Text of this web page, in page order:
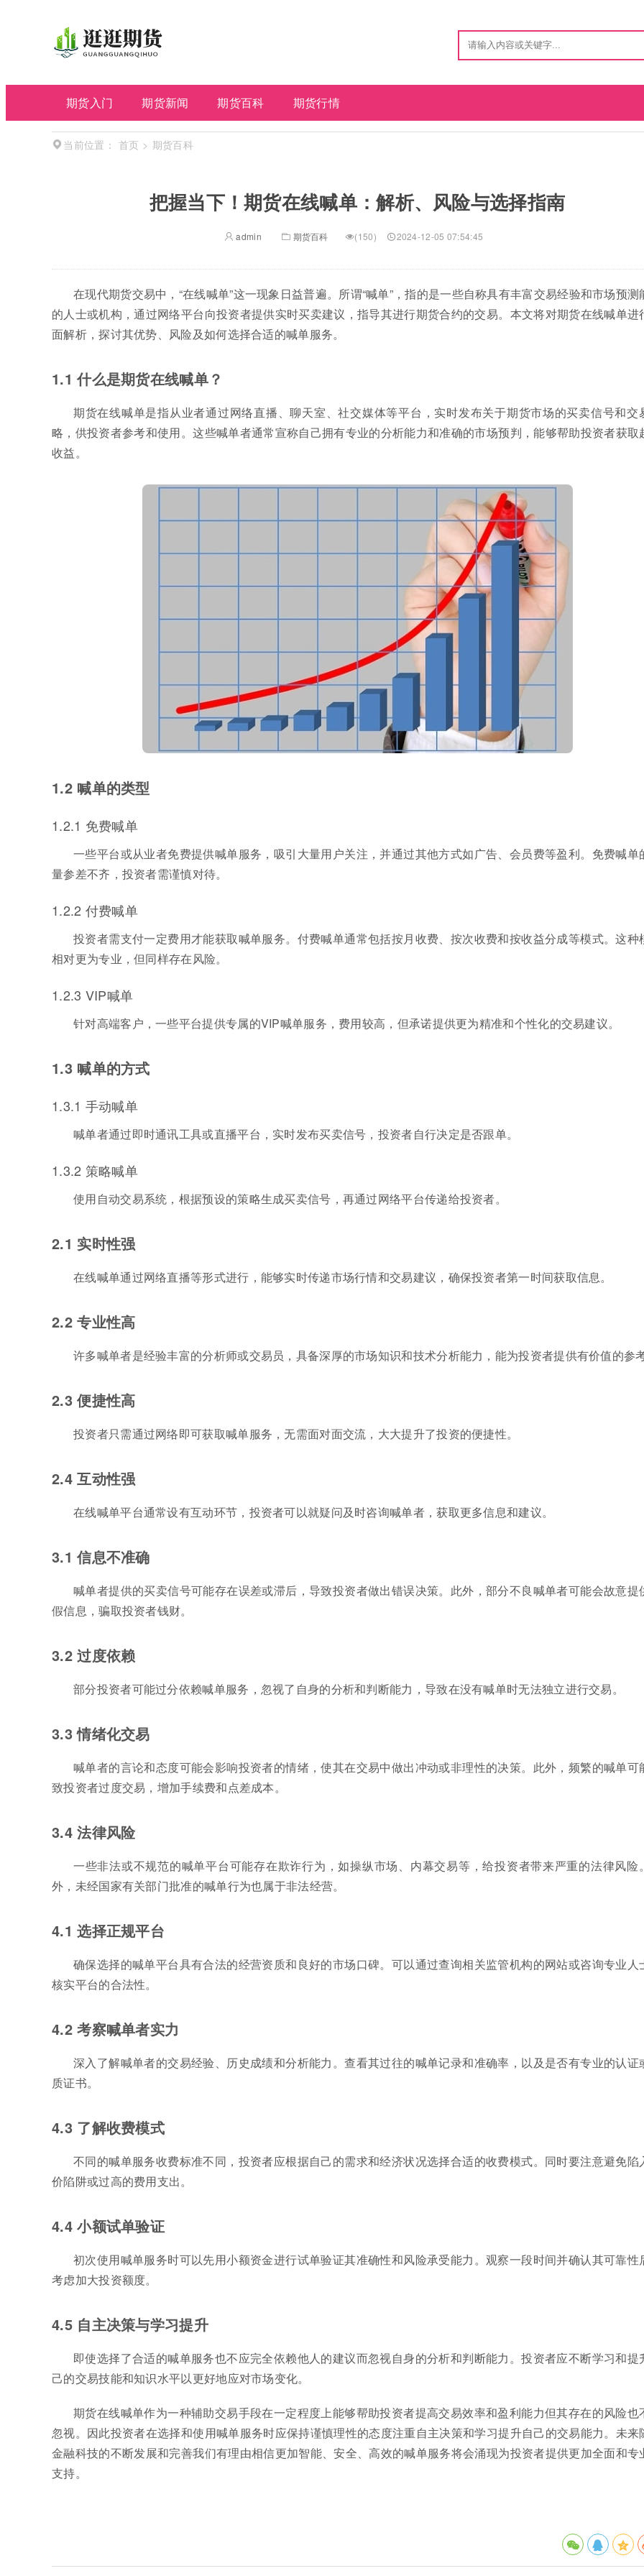
期货入门 期货新闻 期货百科 期货行情
当前位置： 首页 > 期货百科
把握当下！期货在线喊单：解析、风险与选择指南
admin 期货百科 (150) 2024-12-05 07:54:45
在现代期货交易中，“在线喊单”这一现象日益普遍。所谓“喊单”，指的是一些自称具有丰富交易经验和市场预测
的人士或机构，通过网络平台向投资者提供实时买卖建议，指导其进行期货合约的交易。本文将对期货在线喊单进
面解析，探讨其优势、风险及如何选择合适的喊单服务。
1.1 什么是期货在线喊单？
期货在线喊单是指从业者通过网络直播、聊天室、社交媒体等平台，实时发布关于期货市场的买卖信号和交
略，供投资者参考和使用。这些喊单者通常宣称自己拥有专业的分析能力和准确的市场预判，能够帮助投资者获取
收益。
1.2 喊单的类型
1.2.1 免费喊单
一些平台或从业者免费提供喊单服务，吸引大量用户关注，并通过其他方式如广告、会员费等盈利。免费喊单
量参差不齐，投资者需谨慎对待。
1.2.2 付费喊单
投资者需支付一定费用才能获取喊单服务。付费喊单通常包括按月收费、按次收费和按收益分成等模式。这种
相对更为专业，但同样存在风险。
1.2.3 VIP喊单
针对高端客户，一些平台提供专属的VIP喊单服务，费用较高，但承诺提供更为精准和个性化的交易建议。
1.3 喊单的方式
1.3.1 手动喊单
喊单者通过即时通讯工具或直播平台，实时发布买卖信号，投资者自行决定是否跟单。
1.3.2 策略喊单
使用自动交易系统，根据预设的策略生成买卖信号，再通过网络平台传递给投资者。
2.1 实时性强
在线喊单通过网络直播等形式进行，能够实时传递市场行情和交易建议，确保投资者第一时间获取信息。
2.2 专业性高
许多喊单者是经验丰富的分析师或交易员，具备深厚的市场知识和技术分析能力，能为投资者提供有价值的参考
2.3 便捷性高
投资者只需通过网络即可获取喊单服务，无需面对面交流，大大提升了投资的便捷性。
2.4 互动性强
在线喊单平台通常设有互动环节，投资者可以就疑问及时咨询喊单者，获取更多信息和建议。
3.1 信息不准确
喊单者提供的买卖信号可能存在误差或滞后，导致投资者做出错误决策。此外，部分不良喊单者可能会故意提
假信息，骗取投资者钱财。
3.2 过度依赖
部分投资者可能过分依赖喊单服务，忽视了自身的分析和判断能力，导致在没有喊单时无法独立进行交易。
3.3 情绪化交易
喊单者的言论和态度可能会影响投资者的情绪，使其在交易中做出冲动或非理性的决策。此外，频繁的喊单可
致投资者过度交易，增加手续费和点差成本。
3.4 法律风险
一些非法或不规范的喊单平台可能存在欺诈行为，如操纵市场、内幕交易等，给投资者带来严重的法律风险
外，未经国家有关部门批准的喊单行为也属于非法经营。
4.1 选择正规平台
确保选择的喊单平台具有合法的经营资质和良好的市场口碑。可以通过查询相关监管机构的网站或咨询专业人
核实平台的合法性。
4.2 考察喊单者实力
深入了解喊单者的交易经验、历史成绩和分析能力。查看其过往的喊单记录和准确率，以及是否有专业的认证
质证书。
4.3 了解收费模式
不同的喊单服务收费标准不同，投资者应根据自己的需求和经济状况选择合适的收费模式。同时要注意避免陷
价陷阱或过高的费用支出。
4.4 小额试单验证
初次使用喊单服务时可以先用小额资金进行试单验证其准确性和风险承受能力。观察一段时间并确认其可靠性
考虑加大投资额度。
4.5 自主决策与学习提升
即使选择了合适的喊单服务也不应完全依赖他人的建议而忽视自身的分析和判断能力。投资者应不断学习和提
己的交易技能和知识水平以更好地应对市场变化。
期货在线喊单作为一种辅助交易手段在一定程度上能够帮助投资者提高交易效率和盈利能力但其存在的风险也
忽视。因此投资者在选择和使用喊单服务时应保持谨慎理性的态度注重自主决策和学习提升自己的交易能力。未来
金融科技的不断发展和完善我们有理由相信更加智能、安全、高效的喊单服务将会涌现为投资者提供更加全面和专
支持。